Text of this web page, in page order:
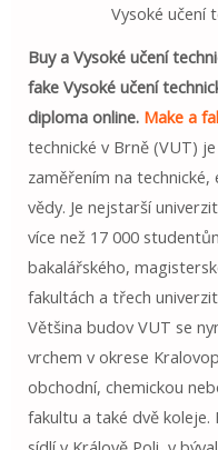
Vysoké učení
Buy a Vysoké učení
fake Vysoké učení
diploma online. Make a
technické v Brně (VUT)
zaměřením na
vědy. Je nejstarší
více než 17 000
bakalářského,
fakultách a třech
Většina budov VUT se
vrchem v okrese
obchodní, chemickou
fakultu a také dvě